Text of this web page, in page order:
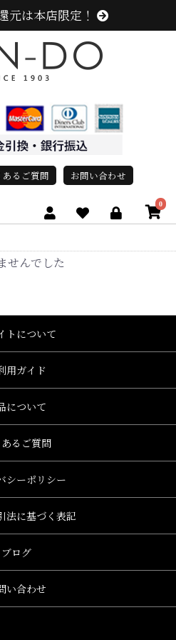
元は本店限定！
あるご質問 お問い合わせ
0
せんでした
トについて
用ガイド
について
あるご質問
シーポリシー
法に基づく表記
ブログ
い合わせ